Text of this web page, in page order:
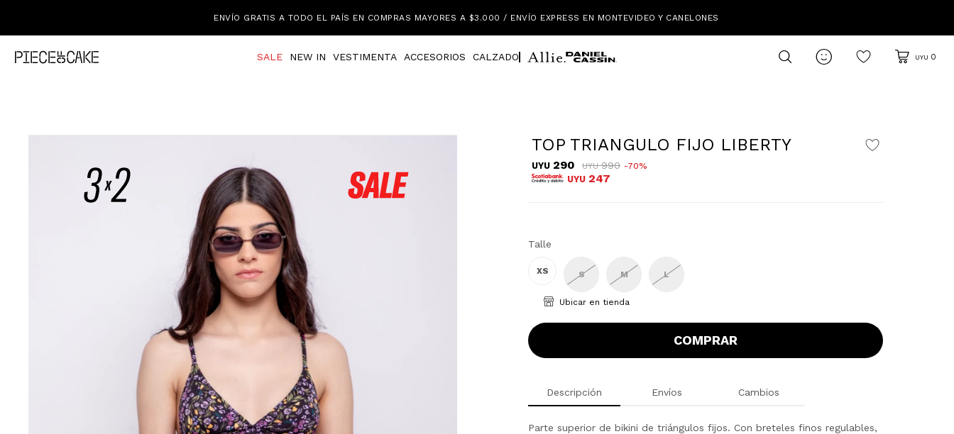
ENVÍO GRATIS A TODO EL PAÍS EN COMPRAS MAYORES A $3.000 / ENVÍO EXPRESS EN MONTEVIDEO Y CANELONES
SALE NEW IN VESTIMENTA ACCESORIOS CALZADO  UYU 0
TOP TRIANGULO FIJO LIBERTY
UYU 290 UYU 990 70
UYU 247
Talle
XS S M L
Ubicar en tienda
COMPRAR
Descripción Envíos Cambios
Parte superior de bikini de triángulos fijos. Con breteles finos regulables,